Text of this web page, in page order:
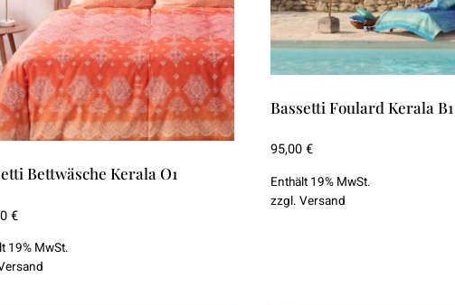
Bettwäsche Kerala O1
€
19% MwSt.
Bassetti Foulard Kerala B1
95,00€
Enthält 19% MwSt.
zzgl. Versand